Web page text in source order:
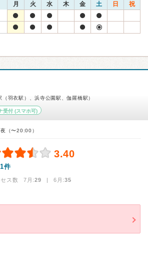
月 火 水 木 金 土 日 祝
羽衣駅）、浜寺公園駅、伽羅橋駅）
受付(スマホ可)
夜（〜20:00）
3.40
1件
セス数 7月:29 | 6月:35